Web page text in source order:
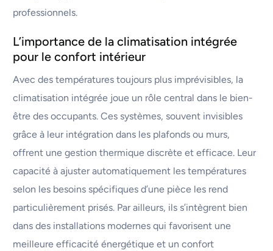
professionnels.
L’importance de la climatisation intégrée
pour le confort intérieur
Avec des températures toujours plus imprévisibles, la
climatisation intégrée joue un rôle central dans le bien-
être des occupants. Ces systèmes, souvent invisibles
grâce à leur intégration dans les plafonds ou murs,
offrent une gestion thermique discrète et efficace. Leur
capacité à ajuster automatiquement les températures
selon les besoins spécifiques d’une pièce les rend
particulièrement prisés. Par ailleurs, ils s’intègrent bien
dans des installations modernes qui favorisent une
meilleure efficacité énergétique et un confort